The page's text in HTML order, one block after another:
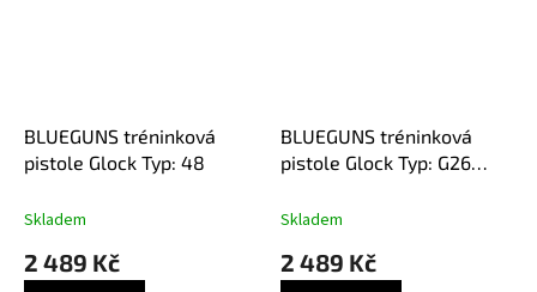
BLUEGUNS tréninková
pistole Glock Typ: 48
Skladem
2 489 Kč
BLUEGUNS tréninková
pistole Glock Typ: G26
Skladem
2 489 Kč